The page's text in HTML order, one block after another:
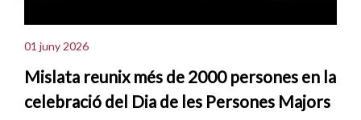
01 juny 2026
Mislata reunix més de 2000 persones en la
celebració del Dia de les Persones Majors